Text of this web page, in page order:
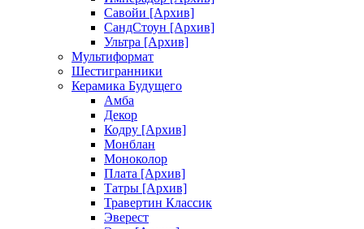
Савойи [Архив]
СандСтоун [Архив]
Ультра [Архив]
Мультиформат
Шестигранники
Керамика Будущего
Амба
Декор
Кодру [Архив]
Монблан
Моноколор
Плата [Архив]
Татры [Архив]
Травертин Классик
Эверест